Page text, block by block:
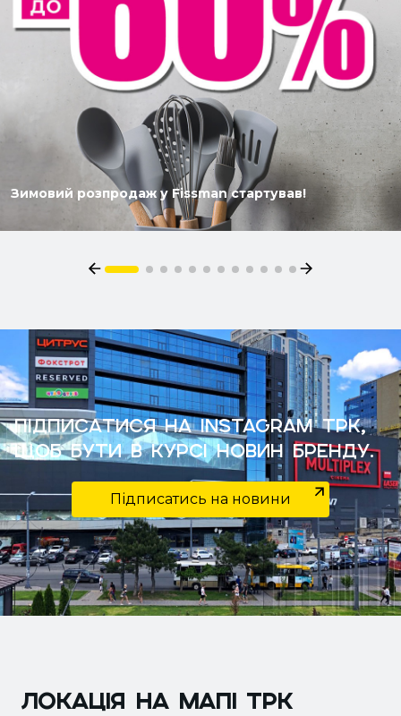
Зимовий розпродаж у Fissman стартував!
Підписатися на Instagram ТРК,
щоб бути в курсі новин бренду.
Підписатись на новини
ЛОКАЦІЯ НА МАПІ трк